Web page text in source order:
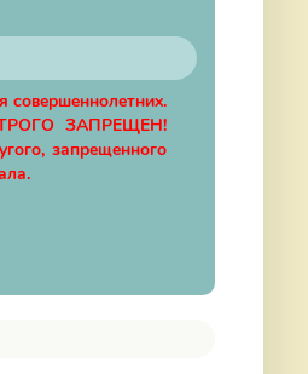
совершеннолетних.
СТРОГО ЗАПРЕЩЕН!
запрещенного